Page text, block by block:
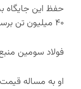
حفظ این جایگاه
۴۰ میلیون تن برسد اما تغییرات سریع و غیرمنتظره در بازار امکان‌پذیر نیست.
فولاد سومین منبع
او به مساله